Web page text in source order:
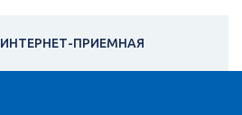
ИНТЕРНЕТ-ПРИЕМНАЯ